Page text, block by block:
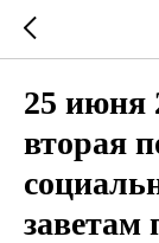
25 июня
вторая
заветам